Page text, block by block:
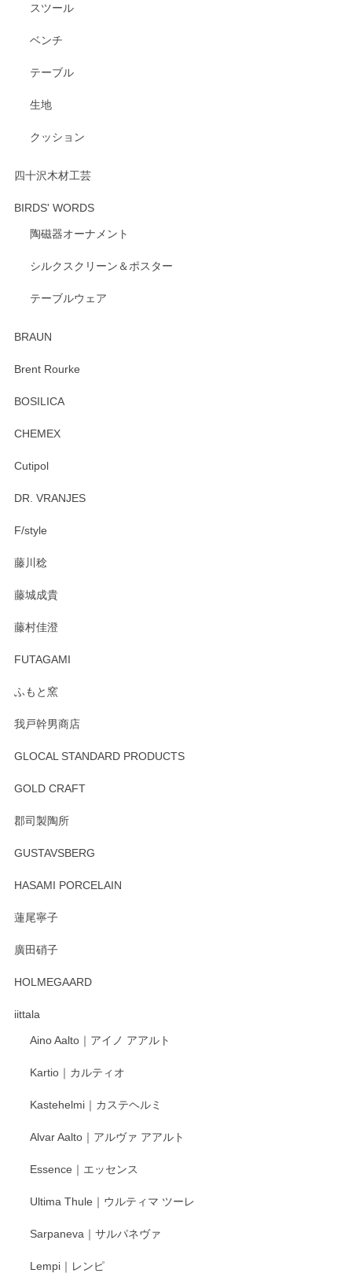
スツール
ベンチ
テーブル
生地
クッション
四十沢木材工芸
BIRDS' WORDS
陶磁器オーナメント
シルクスクリーン＆ポスター
テーブルウェア
BRAUN
Brent Rourke
BOSILICA
CHEMEX
Cutipol
DR. VRANJES
F/style
藤川稔
藤城成貴
藤村佳澄
FUTAGAMI
ふもと窯
我戸幹男商店
GLOCAL STANDARD PRODUCTS
GOLD CRAFT
郡司製陶所
GUSTAVSBERG
HASAMI PORCELAIN
蓮尾寧子
廣田硝子
HOLMEGAARD
iittala
Aino Aalto｜アイノ アアルト
Kartio｜カルティオ
Kastehelmi｜カステヘルミ
Alvar Aalto｜アルヴァ アアルト
Essence｜エッセンス
Ultima Thule｜ウルティマ ツーレ
Sarpaneva｜サルパネヴァ
Lempi｜レンピ